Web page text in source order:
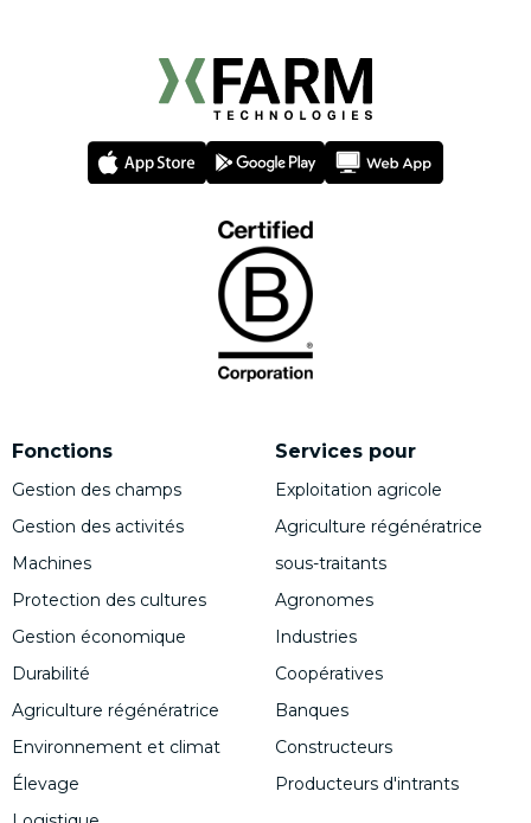
Fonctions
Gestion des champs
Gestion des activités
Machines
Protection des cultures
Gestion économique
Durabilité
Agriculture régénératrice
Environnement et climat
Élevage
Services pour
Exploitation agricole
Agriculture régénératrice
sous-traitants
Agronomes
Industries
Coopératives
Banques
Constructeurs
Producteurs d'intrants